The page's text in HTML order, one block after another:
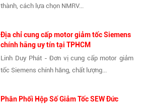
thành, cách lựa chọn NMRV...
Địa chỉ cung cấp motor giảm tốc Siemens
chính hãng uy tín tại TPHCM
Linh Duy Phát - Đơn vị cung cấp motor giảm
tốc Siemens chính hãng, chất lượng...
Phân Phối Hộp Số Giảm Tốc SEW Đức